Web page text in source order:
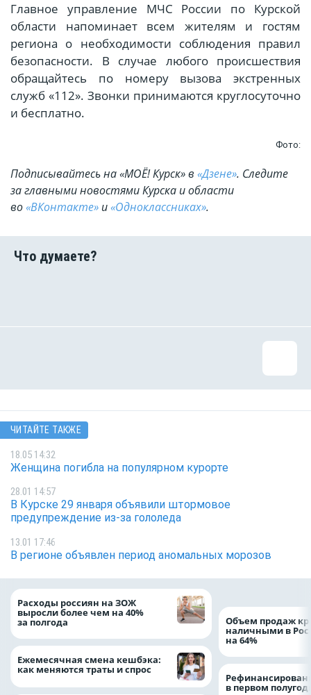
Главное управление МЧС России по Курской
области напоминает всем жителям и гостям
региона о необходимости соблюдения правил
безопасности. В случае любого происшествия
обращайтесь по номеру вызова экстренных
служб «112». Звонки принимаются круглосуточно
и бесплатно.
Фото:
Подписывайтесь на «МОЁ! Курск» в «Дзене». Cледите
за главными новостями Курска и области
во«ВКонтакте» и«Одноклассниках».
ЧИТАЙТЕ ТАКЖЕ
18.05 14:32
Женщина погибла на популярном курорте
28.01 14:57
В Курске 29 января объявили штормовое
предупреждение из-за гололеда
13.01 17:46
В регионе объявлен период аномальных морозов
Расходы россиян на ЗОЖ
выросли более чем на 40%
за полгода
Ежемесячная смена кешбэка:
как меняются траты и спрос
Объем продаж
наличными в
на 64%
в первом